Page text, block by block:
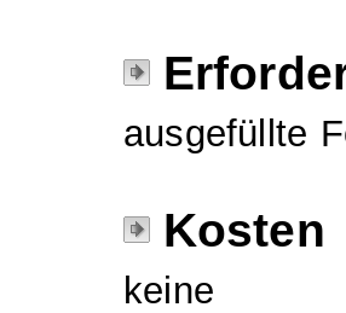
ausgefüllte
Kosten
keine